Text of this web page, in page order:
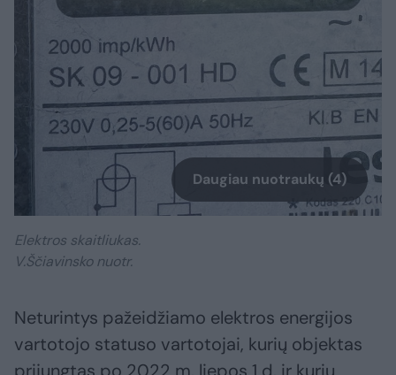
Daugiau nuotraukų (4)
Elektros skaitliukas.
V.Ščiavinsko nuotr.
Neturintys pažeidžiamo elektros energijos
vartotojo statuso vartotojai, kurių objektas